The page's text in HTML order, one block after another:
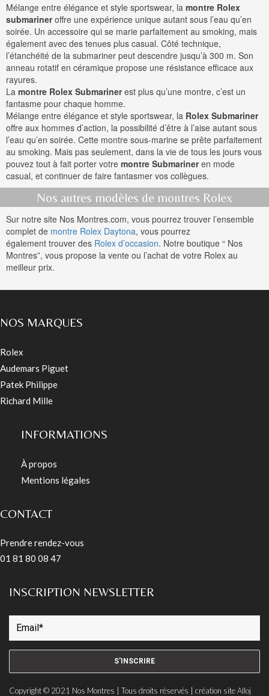
Mélange entre élégance et style sportswear, la montre Rolex
submarineroffre une expérience unique autant sous l’eau qu’en
soirée. Un accessoire qui se marie parfaitement au smoking, mais
également avec des tenues plus casual. Côté technique,
l’étanchéité de la submariner peut descendre jusqu’à 300 m. Son
anneau rotatif en céramique propose une résistance efficace aux
rayures.
La montre Rolex Submarinerest plus qu’une montre, c’est un
fantasme pour chaque homme.
Mélange entre élégance et style sportswear, la Rolex Submariner
offre aux hommes d’action, la possibilité d’être à l’aise autant sous
l’eau qu’en soirée. Cette montre sous-marine se prête parfaitement
au smoking. Mais pas seulement, dans la vie de tous les jours vous
pouvez tout à fait porter votre montre Submarineren mode
casual, et continuer de faire fantasmer vos collègues.
Nos autres modèles de montres Rolex
Sur notre site Nos Montres.com, vous pourrez trouver l’ensemble
complet de montre Rolex Daytona, vous pourrez
également trouver des Rolex d’occasion. Notre boutique “ Nos
Montres”, vous propose la vente ou l’achat de votre Rolex au
meilleur prix.
NOS MARQUES
Rolex
Audemars Piguet
Patek Philippe
Richard Mille
INFORMATIONS
À propos
Mentions légales
CONTACT
Prendre rendez-vous
01 81 80 08 47
INSCRIPTION NEWSLETTER
S'INSCRIRE
Copyright © 2021 Nos Montres | Tous droits réservés | création siteAlloj